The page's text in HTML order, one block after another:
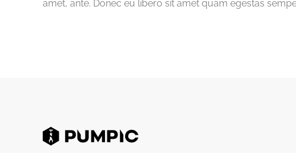
amet, ante. Donec eu libero sit amet quam egestas